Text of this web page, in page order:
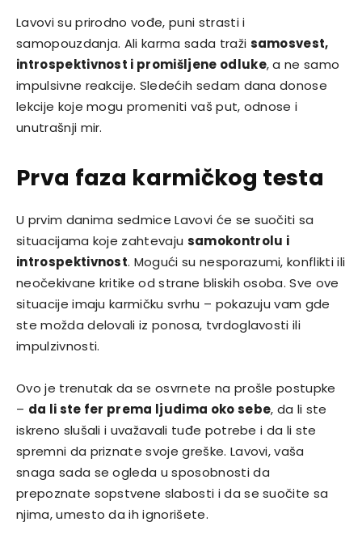
Lavovi su prirodno vođe, puni strasti i
samopouzdanja. Ali karma sada traži samosvest,
introspektivnost i promišljene odluke, a ne samo
impulsivne reakcije. Sledećih sedam dana donose
lekcije koje mogu promeniti vaš put, odnose i
unutrašnji mir.
Prva faza karmičkog testa
U prvim danima sedmice Lavovi će se suočiti sa
situacijama koje zahtevaju samokontrolu i
introspektivnost. Mogući su nesporazumi, konflikti ili
neočekivane kritike od strane bliskih osoba. Sve ove
situacije imaju karmičku svrhu – pokazuju vam gde
ste možda delovali iz ponosa, tvrdoglavosti ili
impulzivnosti.
Ovo je trenutak da se osvrnete na prošle postupke
– da li ste fer prema ljudima oko sebe, da li ste
iskreno slušali i uvažavali tuđe potrebe i da li ste
spremni da priznate svoje greške. Lavovi, vaša
snaga sada se ogleda u sposobnosti da
prepoznate sopstvene slabosti i da se suočite sa
njima, umesto da ih ignorišete.